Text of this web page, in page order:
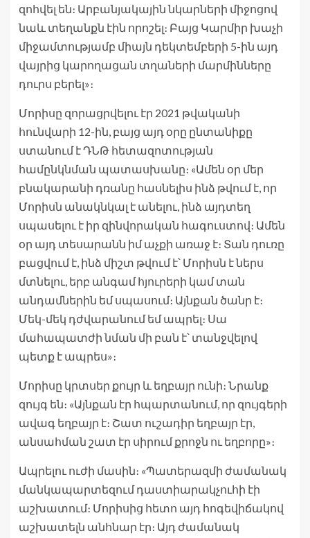
զոհվել են։ Արբանյակային նկարների միջոցով
նաև տեղանքն էին որոշել։ Բայց Կարմիր խաչի
միջամտությամբ միայն դեկտեմբերի 5-ին այդ
վայրից կարողացան տղաների մարմինները
դուրս բերել»։
Մորիսը զորացրվելու էր 2021 թվականի
հունվարի 12-ին, բայց այդ օրը ընտանիքը
ստանում է ԴՆԹ հետազոտության
համընկնման պատասխանը։ «Ամեն օր մեր
բնակարանի դռանը հասնելիս ինձ թվում է, որ
Մորիսն անակնկալ է անելու, ինձ այդտեղ
սպասելու է իր զինվորական հագուստով։ Ամեն
օր այդ տեսարանն իմ աչքի առաջ է։ Տան դուռը
բացվում է, ինձ միշտ թվում է՝ Մորիսն է ներս
մտնելու, երբ անգամ հյուրերի կամ տան
անդամներին եմ սպասում։ Այնքան ծանր է։
Մեկ-մեկ դժվարանում եմ ապրել։ Սա
մահապատժի նման մի բան է՝ տանջվելով
պետք է ապրես»։
Մորիսը կրտսեր քույր և եղբայր ունի։ Նրանք
զույգ են։ «Այնքան էր հպարտանում, որ զույգերի
ավագ եղբայր է։ Շատ ուշադիր եղբայր էր,
անսահման շատ էր սիրում քրոջն ու եղբորը»։
Ապրելու ուժի մասին։ «Պատերազմի ժամանակ
մանկապարտեզում դաստիարակչուհի էի
աշխատում։ Մորիսից հետո այդ հոգեվիճակով
աշխատելն անհնար էր։ Այդ ժամանակ